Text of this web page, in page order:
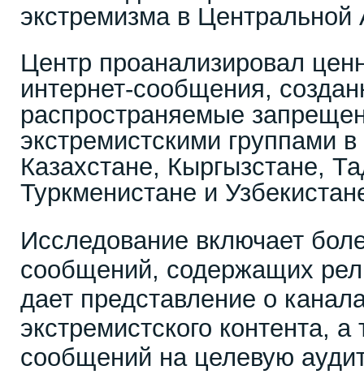
экстремизма в Центральной
Центр проанализировал
интернет-сообщения,
распространяемые
экстремистскими группами
Казахстане, Кыргызстане,
Туркменистане и
Исследование включает
сообщений, содержащих
дает представление о
экстремистского контента,
сообщений на целевую